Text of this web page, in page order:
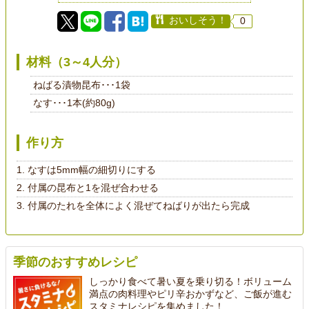
おいしそう！ 0
材料（3～4人分）
ねばる漬物昆布･･･1袋
なす･･･1本(約80g)
作り方
なすは5mm幅の細切りにする
付属の昆布と1を混ぜ合わせる
付属のたれを全体によく混ぜてねばりが出たら完成
季節のおすすめレシピ
しっかり食べて暑い夏を乗り切る！ボリューム
満点の肉料理やピリ辛おかずなど、ご飯が進む
スタミナレシピを集めました！